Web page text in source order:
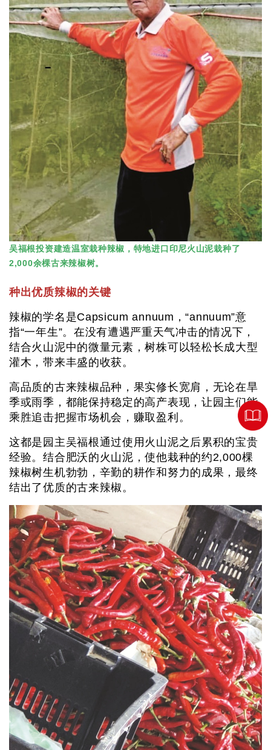
吴福根投资建造温室栽种辣椒，特地进口印尼火山泥栽种了
2,000余棵古来辣椒树。
种出优质辣椒的关键
辣椒的学名是Capsicum annuum，“annuum”意
指“一年生”。在没有遭遇严重天气冲击的情况下，
结合火山泥中的微量元素，树株可以轻松长成大型
灌木，带来丰盛的收获。
高品质的古来辣椒品种，果实修长宽肩，无论在旱
季或雨季，都能保持稳定的高产表现，让园主们能
乘胜追击把握市场机会，赚取盈利。
这都是园主吴福根通过使用火山泥之后累积的宝贵
经验。结合肥沃的火山泥，使他栽种的约2,000棵
辣椒树生机勃勃，辛勤的耕作和努力的成果，最终
结出了优质的古来辣椒。